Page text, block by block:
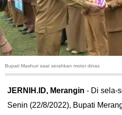
HUKUM
KRIMINAL
KHAZANAH
TEKNOLOGI
Bupati Mashuri saat serahkan motor dinas
JERNIH.ID, Merangin - Di sela-
Senin (22/8/2022), Bupati